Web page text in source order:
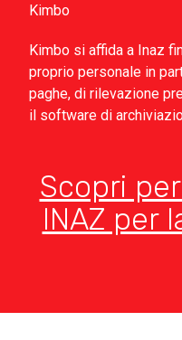
Kimbo
Kimbo si affida a Inaz
proprio personale in
paghe, di rilevazione
il software di
Scopri
INAZ per